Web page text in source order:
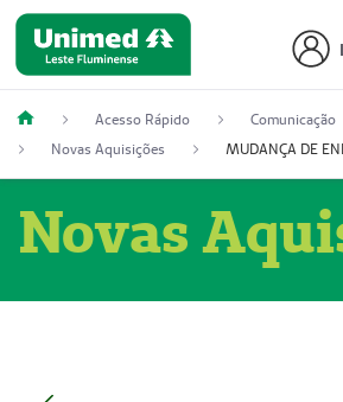
Acesso Rápido
Comunicação
Novas Aquisições
Novas